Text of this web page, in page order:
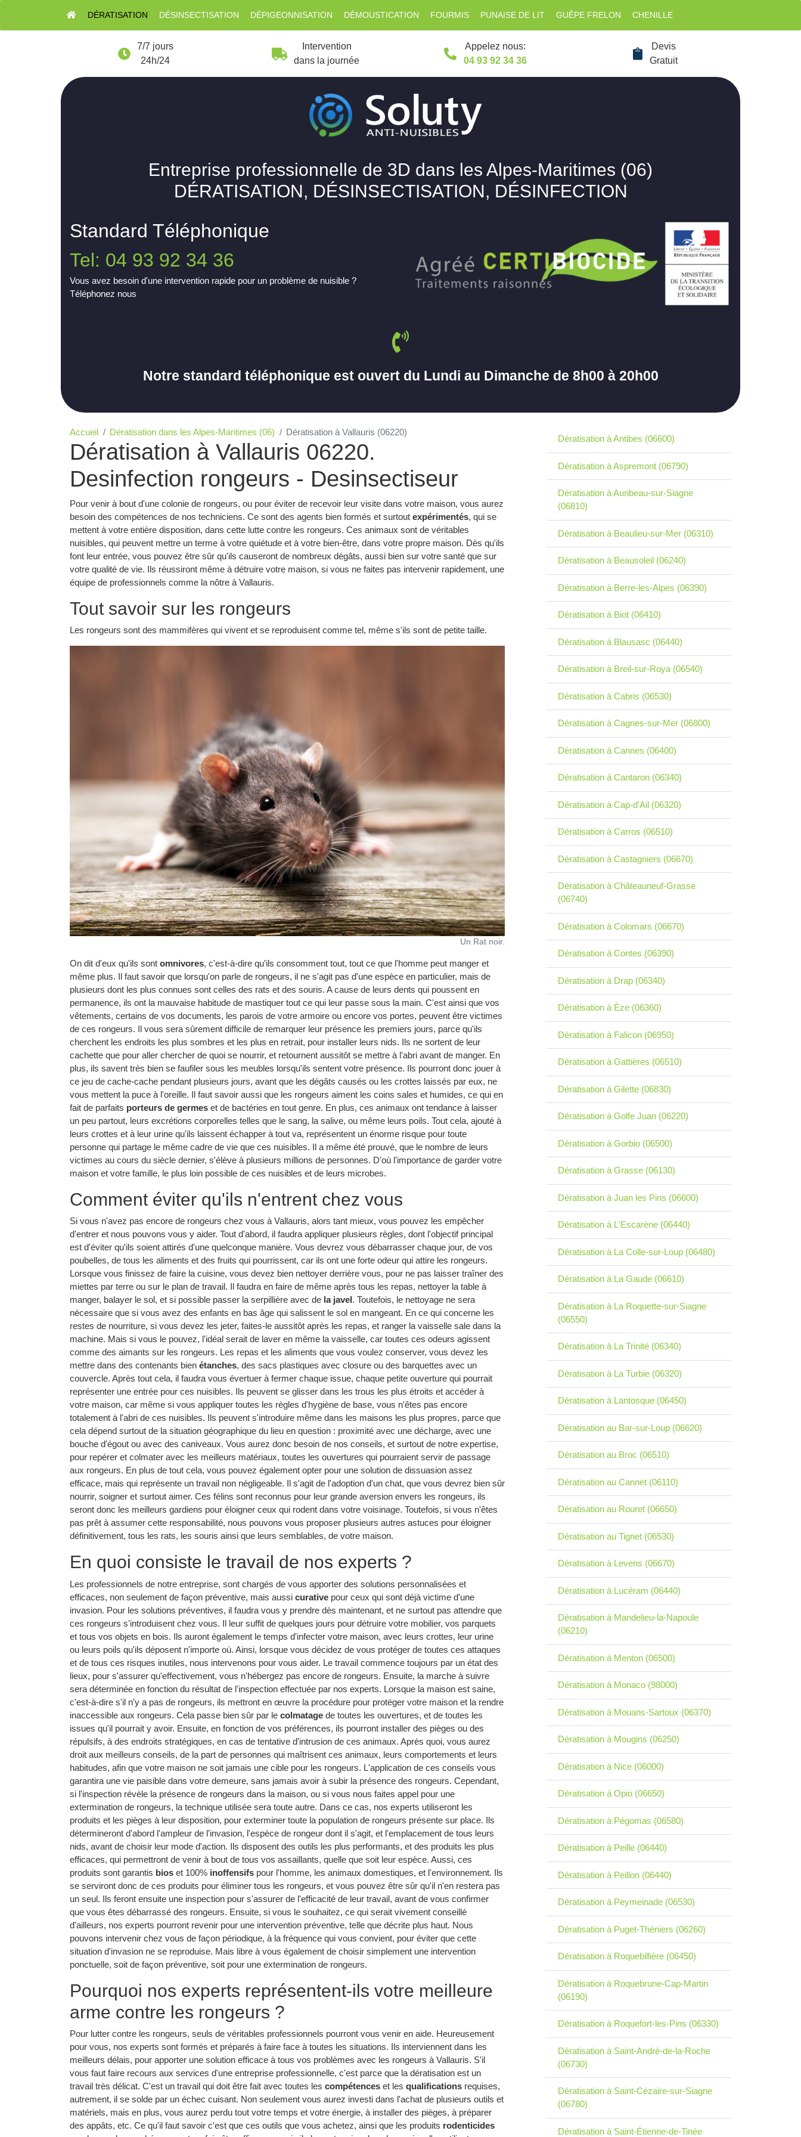
DÉRATISATION DÉSINSECTISATION DÉPIGEONNISATION DÉMOUSTICATION FOURMIS PUNAISE DE LIT GUÊPE FRELON CHENILLE
7/7 jours
24h/24
Intervention
dans la journée
Appelez nous:
04 93 92 34 36
Devis
Gratuit
Entreprise professionnelle de 3D dans les Alpes-Maritimes (06)
DÉRATISATION, DÉSINSECTISATION, DÉSINFECTION
Standard Téléphonique
Tel: 04 93 92 34 36
Vous avez besoin d'une intervention rapide pour un problème de nuisible ?
Téléphonez nous
Notre standard téléphonique est ouvert du Lundi au Dimanche de 8h00 à 20h00
Accueil Dératisation dans les Alpes-Maritimes (06) Dératisation à Vallauris (06220)
Dératisation à Vallauris 06220.
Desinfection rongeurs - Desinsectiseur
Pour venir à bout d'une colonie de rongeurs, ou pour éviter de recevoir leur visite dans votre maison, vous aurez
besoin des compétences de nos techniciens. Ce sont des agents bien formés et surtout expérimentés, qui se
mettent à votre entière disposition, dans cette lutte contre les rongeurs. Ces animaux sont de véritables
nuisibles, qui peuvent mettre un terme à votre quiétude et à votre bien-être, dans votre propre maison. Dès qu'ils
font leur entrée, vous pouvez être sûr qu'ils causeront de nombreux dégâts, aussi bien sur votre santé que sur
votre qualité de vie. Ils réussiront même à détruire votre maison, si vous ne faites pas intervenir rapidement, une
équipe de professionnels comme la nôtre à Vallauris.
Tout savoir sur les rongeurs
Les rongeurs sont des mammifères qui vivent et se reproduisent comme tel, même s'ils sont de petite taille.
Un Rat noir.
On dit d'eux qu'ils sont omnivores, c'est-à-dire qu'ils consomment tout, tout ce que l'homme peut manger et
même plus. Il faut savoir que lorsqu'on parle de rongeurs, il ne s'agit pas d'une espèce en particulier, mais de
plusieurs dont les plus connues sont celles des rats et des souris. A cause de leurs dents qui poussent en
permanence, ils ont la mauvaise habitude de mastiquer tout ce qui leur passe sous la main. C'est ainsi que vos
vêtements, certains de vos documents, les parois de votre armoire ou encore vos portes, peuvent être victimes
de ces rongeurs. Il vous sera sûrement difficile de remarquer leur présence les premiers jours, parce qu'ils
cherchent les endroits les plus sombres et les plus en retrait, pour installer leurs nids. Ils ne sortent de leur
cachette que pour aller chercher de quoi se nourrir, et retournent aussitôt se mettre à l'abri avant de manger. En
plus, ils savent très bien se faufiler sous les meubles lorsqu'ils sentent votre présence. Ils pourront donc jouer à
ce jeu de cache-cache pendant plusieurs jours, avant que les dégâts causés ou les crottes laissés par eux, ne
vous mettent la puce à l'oreille. Il faut savoir aussi que les rongeurs aiment les coins sales et humides, ce qui en
fait de parfaits porteurs de germes et de bactéries en tout genre. En plus, ces animaux ont tendance à laisser
un peu partout, leurs excrétions corporelles telles que le sang, la salive, ou même leurs poils. Tout cela, ajouté à
leurs crottes et à leur urine qu'ils laissent échapper à tout va, représentent un énorme risque pour toute
personne qui partage le même cadre de vie que ces nuisibles. Il a même été prouvé, que le nombre de leurs
victimes au cours du siècle dernier, s'élève à plusieurs millions de personnes. D'où l'importance de garder votre
maison et votre famille, le plus loin possible de ces nuisibles et de leurs microbes.
Comment éviter qu'ils n'entrent chez vous
Si vous n'avez pas encore de rongeurs chez vous à Vallauris, alors tant mieux, vous pouvez les empêcher
d'entrer et nous pouvons vous y aider. Tout d'abord, il faudra appliquer plusieurs règles, dont l'objectif principal
est d'éviter qu'ils soient attirés d'une quelconque manière. Vous devrez vous débarrasser chaque jour, de vos
poubelles, de tous les aliments et des fruits qui pourrissent, car ils ont une forte odeur qui attire les rongeurs.
Lorsque vous finissez de faire la cuisine, vous devez bien nettoyer derrière vous, pour ne pas laisser traîner des
miettes par terre ou sur le plan de travail. Il faudra en faire de même après tous les repas, nettoyer la table à
manger, balayer le sol, et si possible passer la serpillière avec de la javel. Toutefois, le nettoyage ne sera
nécessaire que si vous avez des enfants en bas âge qui salissent le sol en mangeant. En ce qui concerne les
restes de nourriture, si vous devez les jeter, faites-le aussitôt après les repas, et ranger la vaisselle sale dans la
machine. Mais si vous le pouvez, l'idéal serait de laver en même la vaisselle, car toutes ces odeurs agissent
comme des aimants sur les rongeurs. Les repas et les aliments que vous voulez conserver, vous devez les
mettre dans des contenants bien étanches, des sacs plastiques avec closure ou des barquettes avec un
couvercle. Après tout cela, il faudra vous évertuer à fermer chaque issue, chaque petite ouverture qui pourrait
représenter une entrée pour ces nuisibles. Ils peuvent se glisser dans les trous les plus étroits et accéder à
votre maison, car même si vous appliquer toutes les règles d'hygiène de base, vous n'êtes pas encore
totalement à l'abri de ces nuisibles. Ils peuvent s'introduire même dans les maisons les plus propres, parce que
cela dépend surtout de la situation géographique du lieu en question : proximité avec une décharge, avec une
bouche d'égout ou avec des caniveaux. Vous aurez donc besoin de nos conseils, et surtout de notre expertise,
pour repérer et colmater avec les meilleurs matériaux, toutes les ouvertures qui pourraient servir de passage
aux rongeurs. En plus de tout cela, vous pouvez également opter pour une solution de dissuasion assez
efficace, mais qui représente un travail non négligeable. Il s'agit de l'adoption d'un chat, que vous devrez bien sûr
nourrir, soigner et surtout aimer. Ces félins sont reconnus pour leur grande aversion envers les rongeurs, ils
seront donc les meilleurs gardiens pour éloigner ceux qui rodent dans votre voisinage. Toutefois, si vous n'êtes
pas prêt à assumer cette responsabilité, nous pouvons vous proposer plusieurs autres astuces pour éloigner
définitivement, tous les rats, les souris ainsi que leurs semblables, de votre maison.
En quoi consiste le travail de nos experts ?
Les professionnels de notre entreprise, sont chargés de vous apporter des solutions personnalisées et
efficaces, non seulement de façon préventive, mais aussi curative pour ceux qui sont déjà victime d'une
invasion. Pour les solutions préventives, il faudra vous y prendre dès maintenant, et ne surtout pas attendre que
ces rongeurs s'introduisent chez vous. Il leur suffit de quelques jours pour détruire votre mobilier, vos parquets
et tous vos objets en bois. Ils auront également le temps d'infecter votre maison, avec leurs crottes, leur urine
ou leurs poils qu'ils déposent n'importe où. Ainsi, lorsque vous décidez de vous protéger de toutes ces attaques
et de tous ces risques inutiles, nous intervenons pour vous aider. Le travail commence toujours par un état des
lieux, pour s'assurer qu'effectivement, vous n'hébergez pas encore de rongeurs. Ensuite, la marche à suivre
sera déterminée en fonction du résultat de l'inspection effectuée par nos experts. Lorsque la maison est saine,
c'est-à-dire s'il n'y a pas de rongeurs, ils mettront en œuvre la procédure pour protéger votre maison et la rendre
inaccessible aux rongeurs. Cela passe bien sûr par le colmatage de toutes les ouvertures, et de toutes les
issues qu'il pourrait y avoir. Ensuite, en fonction de vos préférences, ils pourront installer des pièges ou des
répulsifs, à des endroits stratégiques, en cas de tentative d'intrusion de ces animaux. Après quoi, vous aurez
droit aux meilleurs conseils, de la part de personnes qui maîtrisent ces animaux, leurs comportements et leurs
habitudes, afin que votre maison ne soit jamais une cible pour les rongeurs. L'application de ces conseils vous
garantira une vie paisible dans votre demeure, sans jamais avoir à subir la présence des rongeurs. Cependant,
si l'inspection révèle la présence de rongeurs dans la maison, ou si vous nous faites appel pour une
extermination de rongeurs, la technique utilisée sera toute autre. Dans ce cas, nos experts utiliseront les
produits et les pièges à leur disposition, pour exterminer toute la population de rongeurs présente sur place. Ils
détermineront d'abord l'ampleur de l'invasion, l'espèce de rongeur dont il s'agit, et l'emplacement de tous leurs
nids, avant de choisir leur mode d'action. Ils disposent des outils les plus performants, et des produits les plus
efficaces, qui permettront de venir à bout de tous vos assaillants, quelle que soit leur espèce. Aussi, ces
produits sont garantis bios et 100% inoffensifs pour l'homme, les animaux domestiques, et l'environnement. Ils
se serviront donc de ces produits pour éliminer tous les rongeurs, et vous pouvez être sûr qu'il n'en restera pas
un seul. Ils feront ensuite une inspection pour s'assurer de l'efficacité de leur travail, avant de vous confirmer
que vous êtes débarrassé des rongeurs. Ensuite, si vous le souhaitez, ce qui serait vivement conseillé
d'ailleurs, nos experts pourront revenir pour une intervention préventive, telle que décrite plus haut. Nous
pouvons intervenir chez vous de façon périodique, à la fréquence qui vous convient, pour éviter que cette
situation d'invasion ne se reproduise. Mais libre à vous également de choisir simplement une intervention
ponctuelle, soit de façon préventive, soit pour une extermination de rongeurs.
Pourquoi nos experts représentent-ils votre meilleure
arme contre les rongeurs ?
Pour lutter contre les rongeurs, seuls de véritables professionnels pourront vous venir en aide. Heureusement
pour vous, nos experts sont formés et préparés à faire face à toutes les situations. Ils interviennent dans les
meilleurs délais, pour apporter une solution efficace à tous vos problèmes avec les rongeurs à Vallauris. S'il
vous faut faire recours aux services d'une entreprise professionnelle, c'est parce que la dératisation est un
travail très délicat. C'est un travail qui doit être fait avec toutes les compétences et les qualifications requises,
autrement, il se solde par un échec cuisant. Non seulement vous aurez investi dans l'achat de plusieurs outils et
matériels, mais en plus, vous aurez perdu tout votre temps et votre énergie, à installer des pièges, à préparer
des appâts, etc. Ce qu'il faut savoir c'est que ces outils que vous achetez, ainsi que les produits rodenticides
Dératisation à Antibes (06600)
Dératisation à Aspremont (06790)
Dératisation à Auribeau-sur-Siagne
(06810)
Dératisation à Beaulieu-sur-Mer (06310)
Dératisation à Beausoleil (06240)
Dératisation à Berre-les-Alpes (06390)
Dératisation à Biot (06410)
Dératisation à Blausasc (06440)
Dératisation à Breil-sur-Roya (06540)
Dératisation à Cabris (06530)
Dératisation à Cagnes-sur-Mer (06800)
Dératisation à Cannes (06400)
Dératisation à Cantaron (06340)
Dératisation à Cap-d'Ail (06320)
Dératisation à Carros (06510)
Dératisation à Castagniers (06670)
Dératisation à Châteauneuf-Grasse
(06740)
Dératisation à Colomars (06670)
Dératisation à Contes (06390)
Dératisation à Drap (06340)
Dératisation à Èze (06360)
Dératisation à Falicon (06950)
Dératisation à Gattières (06510)
Dératisation à Gilette (06830)
Dératisation à Golfe Juan (06220)
Dératisation à Gorbio (06500)
Dératisation à Grasse (06130)
Dératisation à Juan les Pins (06600)
Dératisation à L'Escarène (06440)
Dératisation à La Colle-sur-Loup (06480)
Dératisation à La Gaude (06610)
Dératisation à La Roquette-sur-Siagne
(06550)
Dératisation à La Trinité (06340)
Dératisation à La Turbie (06320)
Dératisation à Lantosque (06450)
Dératisation au Bar-sur-Loup (06620)
Dératisation au Broc (06510)
Dératisation au Cannet (06110)
Dératisation au Rouret (06650)
Dératisation au Tignet (06530)
Dératisation à Levens (06670)
Dératisation à Lucéram (06440)
Dératisation à Mandelieu-la-Napoule
(06210)
Dératisation à Menton (06500)
Dératisation à Monaco (98000)
Dératisation à Mouans-Sartoux (06370)
Dératisation à Mougins (06250)
Dératisation à Nice (06000)
Dératisation à Opio (06650)
Dératisation à Pégomas (06580)
Dératisation à Peille (06440)
Dératisation à Peillon (06440)
Dératisation à Peymeinade (06530)
Dératisation à Puget-Théniers (06260)
Dératisation à Roquebillière (06450)
Dératisation à Roquebrune-Cap-Martin
(06190)
Dératisation à Roquefort-les-Pins (06330)
Dératisation à Saint-André-de-la-Roche
(06730)
Dératisation à Saint-Cézaire-sur-Siagne
(06780)
Dératisation à Saint-Étienne-de-Tinée